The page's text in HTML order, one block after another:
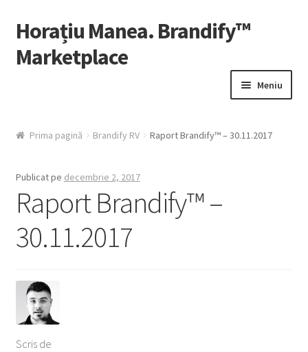
Sari
la
navigare
Sari
la
conținut
Horațiu Manea. Brandify™
Marketplace
Meniu
HelpDesk
Prima pagină Brandify RV Raport Brandify™ – 30.11.2017
Publicat pe decembrie 2, 2017
Raport Brandify™ –
30.11.2017
Scris de